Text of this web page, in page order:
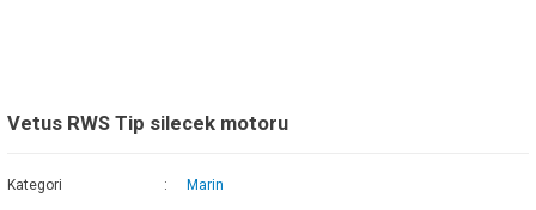
Vetus RWS Tip silecek motoru
Kategori Marin